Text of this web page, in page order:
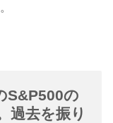
S&P500の
過去を振り